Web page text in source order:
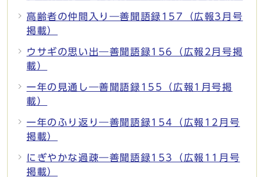
高齢者の仲間入り―善聞語録157（広報3月号
掲載）
ウサギの思い出―善聞語録156（広報2月号掲
載）
一年の見通し―善聞語録155（広報1月号掲
載）
一年のふり返り―善聞語録154（広報12月号
掲載）
にぎやかな過疎―善聞語録153（広報11月号
掲載）